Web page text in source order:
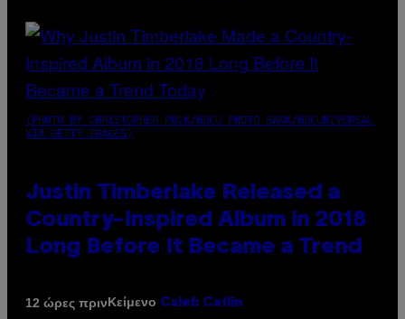
(PHOTO BY CHRISTOPHER POLK/NBCU PHOTO BANK/NBCUNIVERSAL
VIA GETTY IMAGES)
Justin Timberlake Released a
Country-Inspired Album in 2018
Long Before It Became a Trend
12 ώρες πρινΚείμενο Caleb Catlin